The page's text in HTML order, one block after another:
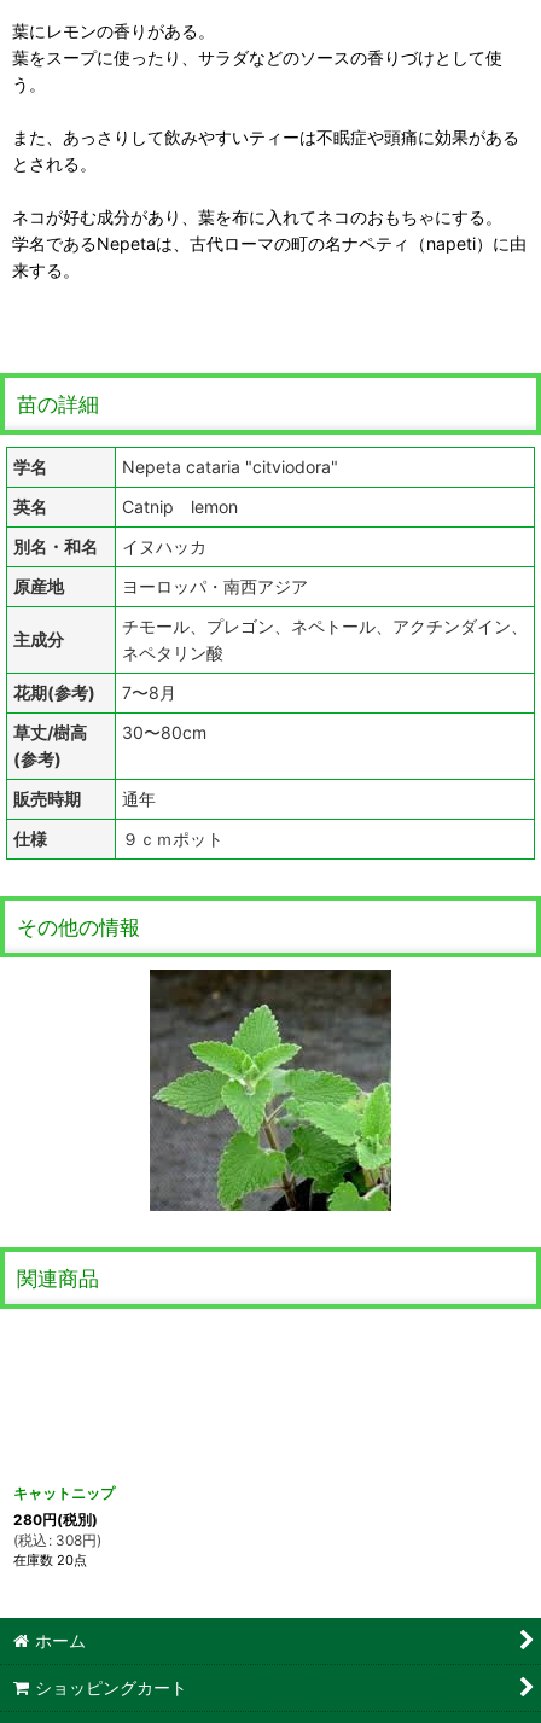
葉にレモンの香りがある。
葉をスープに使ったり、サラダなどのソースの香りづけとして使
う。
また、あっさりして飲みやすいティーは不眠症や頭痛に効果がある
とされる。
ネコが好む成分があり、葉を布に入れてネコのおもちゃにする。
学名であるNepetaは、古代ローマの町の名ナペティ（napeti）に由
来する。
苗の詳細
学名
Nepeta cataria "citviodora"
英名
Catnip lemon
別名・和名
イヌハッカ
原産地
ヨーロッパ・南西アジア
主成分
チモール、プレゴン、ネペトール、アクチンダイン、
ネペタリン酸
花期(参考)
7〜8月
草丈/樹高
(参考)
30〜80cm
販売時期
通年
仕様
９ｃｍポット
その他の情報
関連商品
キャットニップ
280円(税別)
(税込 : 308円)
在庫数 20点
ホーム
ショッピングカート